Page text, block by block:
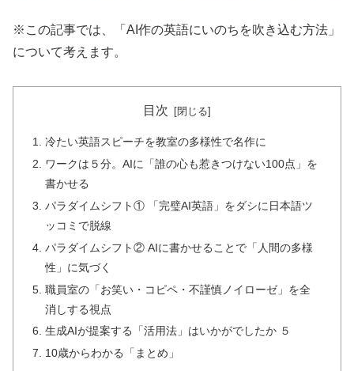
※この記事では、「AI作の英語にいのちを吹き込む方法」
について考えます。
目次
冷たい英語スピーチを教室の多様性で名作に
ワークは５分。AIに「誰の心も惹きつけない100点」を
書かせる
パラダイムシフト① 「完璧AI英語」をダシに日本語ツ
ッコミで脱線
パラダイムシフト② AIに書かせることで「人間の多様
性」に気づく
職員室の「お笑い・コピペ・不謹慎ノイローゼ」を全
消しする視点
生成AIが提案する「活用法」はいかがでしたか ５
10歳からわかる「まとめ」